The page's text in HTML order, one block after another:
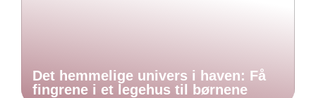
Det hemmelige univers i haven: Få
fingrene i et legehus til børnene